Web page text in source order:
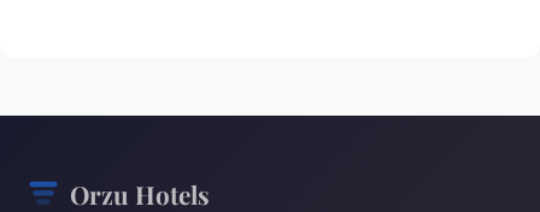
Orzu Hotels